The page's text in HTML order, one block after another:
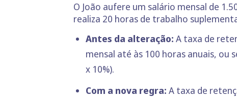
O João aufere um salário mensal de
realiza 20 horas de trabalho
Antes da alteração: A taxa de
mensal até às 100 horas anuais, ou
x 10%).
Com a nova regra: A taxa de